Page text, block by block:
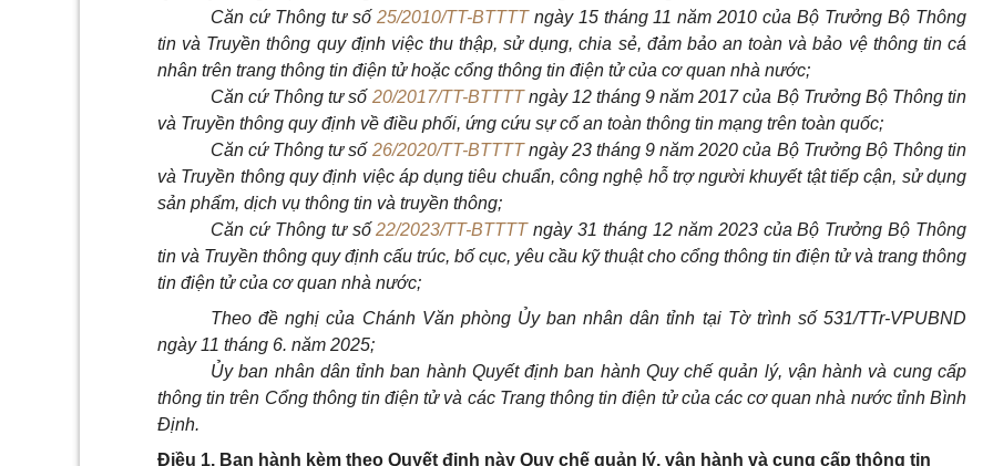
Căn cứ Thông tư số 25/2010/TT-BTTTTngày 15 tháng 11 năm 2010 của Bộ Trưởng Bộ Thông
tin và Truyền thông quy định việc thu thập, sử dụng, chia sẻ, đảm bảo an toàn và bảo vệ thông tin cá
nhân trên trang thông tin điện tử hoặc cổng thông tin điện tử của cơ quan nhà nước;
Căn cứ Thông tư số 20/2017/TT-BTTTTngày 12 tháng 9 năm 2017 của Bộ Trưởng Bộ Thông tin
và Truyền thông quy định về điều phối, ứng cứu sự cố an toàn thông tin mạng trên toàn quốc;
Căn cứ Thông tư số 26/2020/TT-BTTTTngày 23 tháng 9 năm 2020 của Bộ Trưởng Bộ Thông tin
và Truyền thông quy định việc áp dụng tiêu chuẩn, công nghệ hỗ trợ người khuyết tật tiếp cận, sử dụng
sản phẩm, dịch vụ thông tin và truyền thông;
Căn cứ Thông tư số22/2023/TT-BTTTTngày 31 tháng 12 năm 2023 của Bộ Trưởng Bộ Thông
tin và Truyền thông quy định cấu trúc, bố cục, yêu cầu kỹ thuật cho cổng thông tin điện tử và trang thông
tin điện tử của cơ quan nhà nước;
Theo đề nghị của Chánh Văn phòng Ủy ban nhân dân tỉnh tại Tờ trình số 531/TTr-VPUBND
ngày 11 tháng 6. năm 2025;
Ủy ban nhân dân tỉnh ban hành Quyết định ban hành Quy chế quản lý, vận hành và cung cấp
thông tin trên Cổng thông tin điện tử và các Trang thông tin điện tử của các cơ quan nhà nước tỉnh Bình
Định.
Điều 1. Ban hành kèm theo Quyết định này Quy chế quản lý, vận hành và cung cấp thông tin